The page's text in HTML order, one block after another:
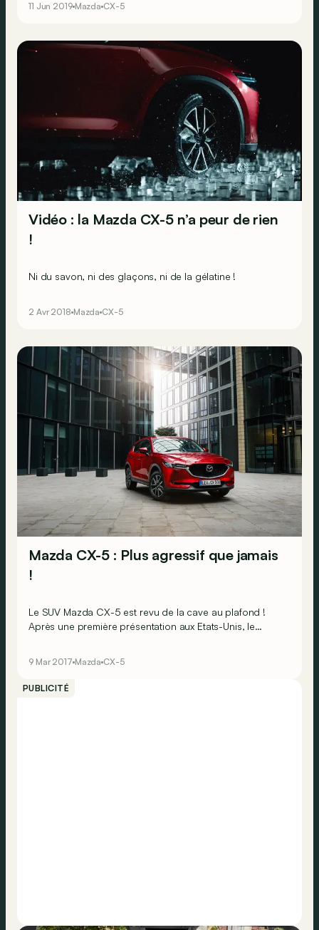
le plus populaire de Mazda : le CX-5.</p><div><br>
11 Jun 2019 Mazda CX-5
Vidéo : la Mazda CX-5 n’a peur de rien
!
Ni du savon, ni des glaçons, ni de la gélatine !
2 Avr 2018 Mazda CX-5
Mazda CX-5 : Plus agressif que jamais
!
Le SUV Mazda CX-5 est revu de la cave au plafond !
Après une première présentation aux Etats-Unis, le
9 Mar 2017 Mazda CX-5
PUBLICITÉ